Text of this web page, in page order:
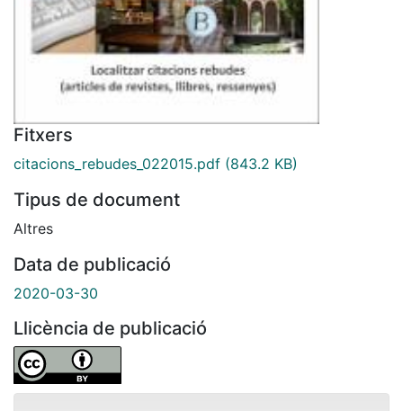
Fitxers
citacions_rebudes_022015.pdf (843.2 KB)
Tipus de document
Altres
Data de publicació
2020-03-30
Llicència de publicació